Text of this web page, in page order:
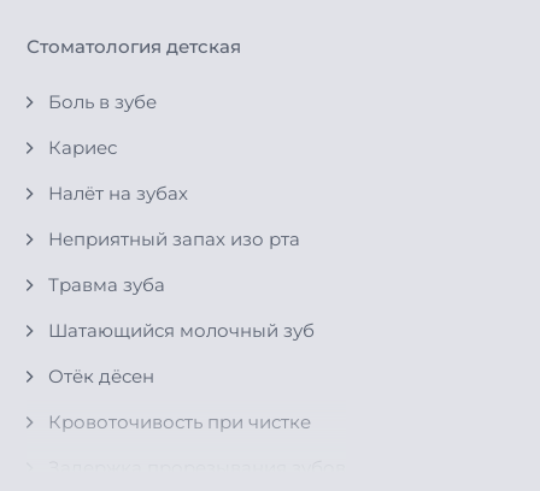
Чувствительность зубов к сладкому или
Стоматология детская
Боль в зубе
Кариес
Налёт на зубах
Неприятный запах изо рта
Травма зуба
Шатающийся молочный зуб
Отёк дёсен
Кровоточивость при чистке